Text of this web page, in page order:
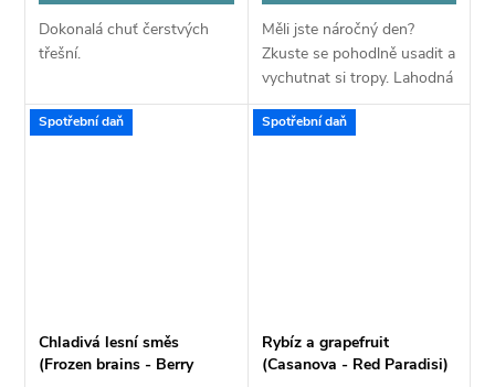
Dokonalá chuť čerstvých
třešní.
Měli jste náročný den?
Zkuste se pohodlně usadit a
vychutnat si tropy. Lahodná
mangová směs září jako
nejkrásnější západ Slunce a
Spotřební daň
Chladivá lesní směs
(Frozen brains - Berry
Spotřební daň
Rybíz a grapefruit
(Casanova - Red Paradisi)